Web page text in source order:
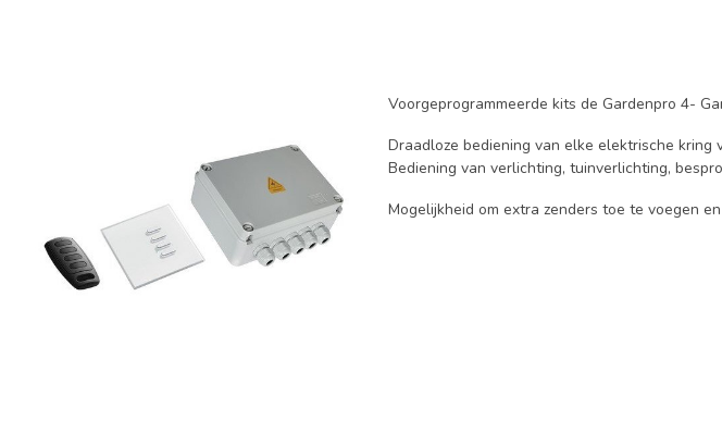
Voorgeprogrammeerde kits de Gardenpro 4-
Draadloze bediening van elke elektrische kring
Bediening van verlichting, tuinverlichting,
Mogelijkheid om extra zenders toe te voegen